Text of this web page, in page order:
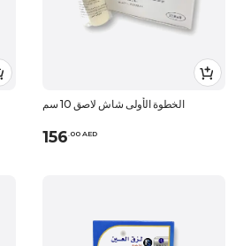
الخطوة الأولى شاش لاصق 10 سم
156.00 AED